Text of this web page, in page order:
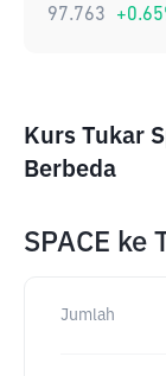
97.763 +0.65
Kurs Tukar
Berbeda
SPACE ke
Jumlah